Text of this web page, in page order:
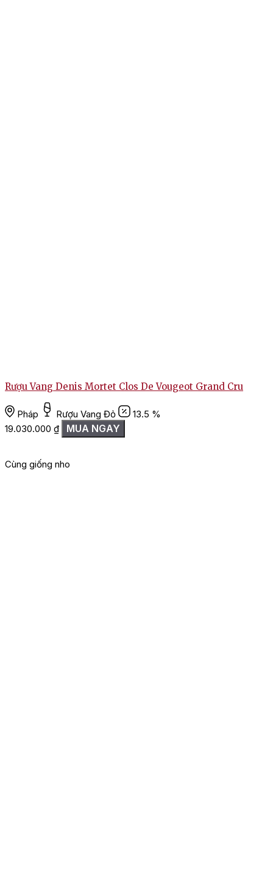
Rượu Vang Denis Mortet Clos De Vougeot Grand Cru
Pháp Rượu Vang Đỏ
13.5 %
19.030.000 ₫ MUA NGAY
Cùng giống nho